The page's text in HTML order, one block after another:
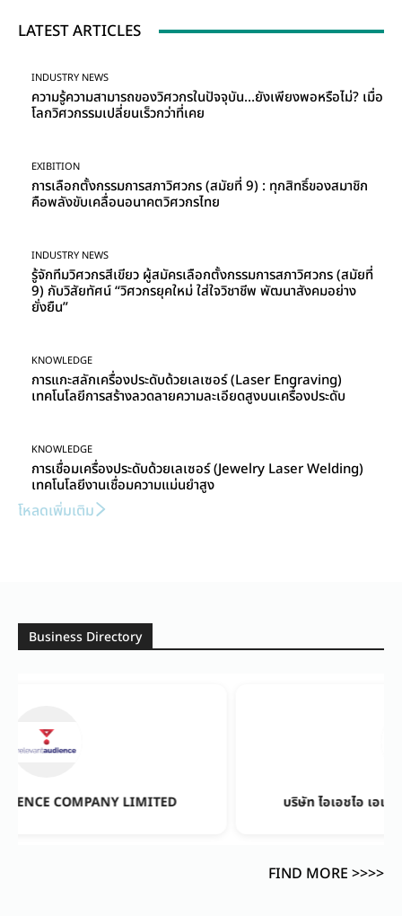
LATEST ARTICLES
INDUSTRY NEWS
ความรู้ความสามารถของวิศวกรในปัจจุบัน…ยังเพียงพอหรือไม่? เมื่อ
โลกวิศวกรรมเปลี่ยนเร็วกว่าที่เคย
EXIBITION
การเลือกตั้งกรรมการสภาวิศวกร (สมัยที่ 9) : ทุกสิทธิ์ของสมาชิก
คือพลังขับเคลื่อนอนาคตวิศวกรไทย
INDUSTRY NEWS
รู้จักทีมวิศวกรสีเขียว ผู้สมัครเลือกตั้งกรรมการสภาวิศวกร (สมัยที่
9) กับวิสัยทัศน์ “วิศวกรยุคใหม่ ใส่ใจวิชาชีพ พัฒนาสังคมอย่าง
ยั่งยืน”
KNOWLEDGE
การแกะสลักเครื่องประดับด้วยเลเซอร์ (Laser Engraving)
เทคโนโลยีการสร้างลวดลายความละเอียดสูงบนเครื่องประดับ
KNOWLEDGE
การเชื่อมเครื่องประดับด้วยเลเซอร์ (Jewelry Laser Welding)
เทคโนโลยีงานเชื่อมความแม่นยำสูง
โหลดเพิ่มเติม
Business Directory
บริษัท ไอเอชไอ เอเชีย แปซิฟิค (ประเทศไทย) จำกัด
FIND MORE >>>>